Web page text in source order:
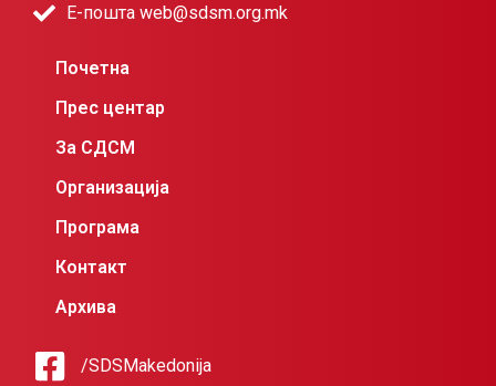
Е-пошта web@sdsm.org.mk
Почетна
Прес центар
За СДСМ
Организација
Програма
Контакт
Архива
/SDSMakedonija